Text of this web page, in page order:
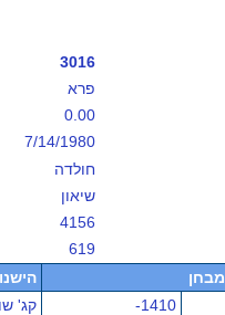
3016
פרא
0.00
7/14/1980
חולדה
שיאון
4156
619
-1410 קג'